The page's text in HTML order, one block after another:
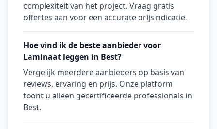
complexiteit van het project. Vraag gratis
offertes aan voor een accurate prijsindicatie.
Hoe vind ik de beste aanbieder voor
Laminaat leggen in Best?
Vergelijk meerdere aanbieders op basis van
reviews, ervaring en prijs. Onze platform
toont u alleen gecertificeerde professionals in
Best.